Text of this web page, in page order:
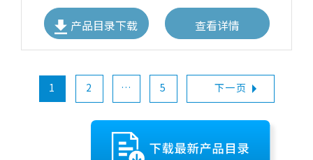
产品目录下载 查看详情
1 2 … 5 下一页